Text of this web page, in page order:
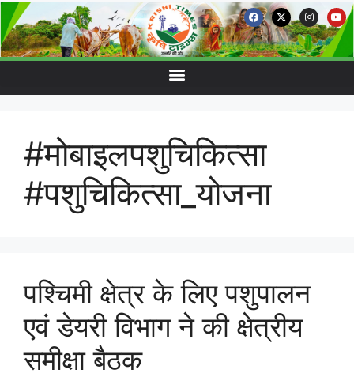
#मोबाइलपशुचिकित्सा
#पशुचिकित्सा_योजना
पश्चिमी क्षेत्र के लिए पशुपालन
एवं डेयरी विभाग ने की क्षेत्रीय
समीक्षा बैठक